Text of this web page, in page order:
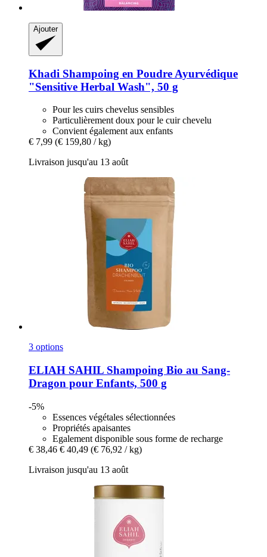
Ajouter
Khadi Shampoing en Poudre Ayurvédique
"Sensitive Herbal Wash", 50 g
Pour les cuirs chevelus sensibles
Particulièrement doux pour le cuir chevelu
Convient également aux enfants
€ 7,99 (€ 159,80 / kg)
Livraison jusqu'au 13 août
3 options
ELIAH SAHIL Shampoing Bio au Sang-​
Dragon pour Enfants, 500 g
-5%
Essences végétales sélectionnées
Propriétés apaisantes
Egalement disponible sous forme de recharge
€ 38,46 € 40,49 (€ 76,92 / kg)
Livraison jusqu'au 13 août